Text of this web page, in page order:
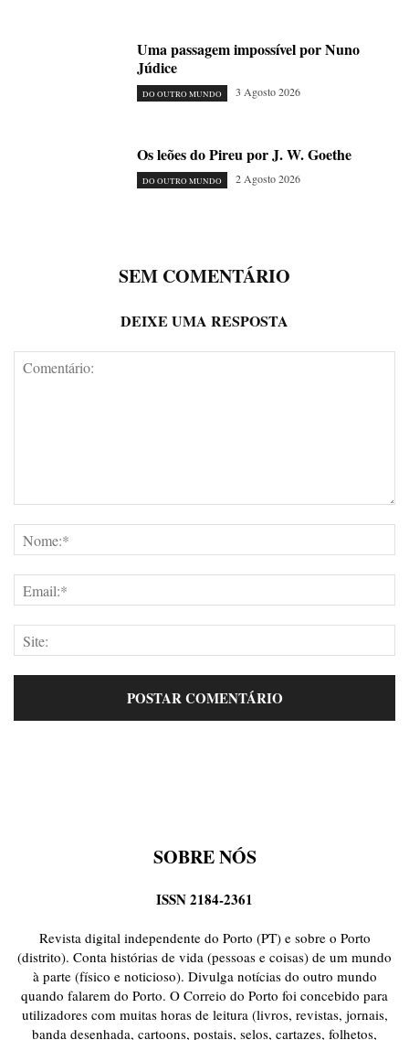
Uma passagem impossível por Nuno
Júdice
DO OUTRO MUNDO 3 Agosto 2026
Os leões do Pireu por J. W. Goethe
DO OUTRO MUNDO 2 Agosto 2026
SEM COMENTÁRIO
DEIXE UMA RESPOSTA
SOBRE NÓS
ISSN 2184-2361
Revista digital independente do Porto (PT) e sobre o Porto
(distrito). Conta histórias de vida (pessoas e coisas) de um mundo
à parte (físico e noticioso). Divulga notícias do outro mundo
quando falarem do Porto. O Correio do Porto foi concebido para
utilizadores com muitas horas de leitura (livros, revistas, jornais,
banda desenhada, cartoons, postais, selos, cartazes, folhetos,